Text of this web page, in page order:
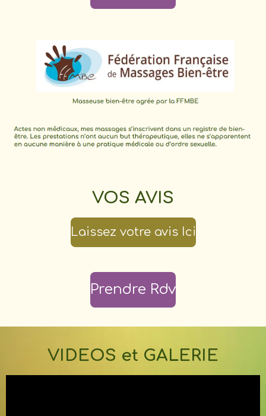
VOS AVIS
Laissez votre avis Ici
Prendre Rdv
VIDEOS et GALERIE